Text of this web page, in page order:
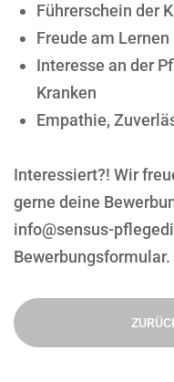
Führerschein der
Freude am Lernen
Interesse an der
Kranken
Empathie,
Interessiert?! Wir
gerne deine
info@sensus-
Bewerbungsformular.